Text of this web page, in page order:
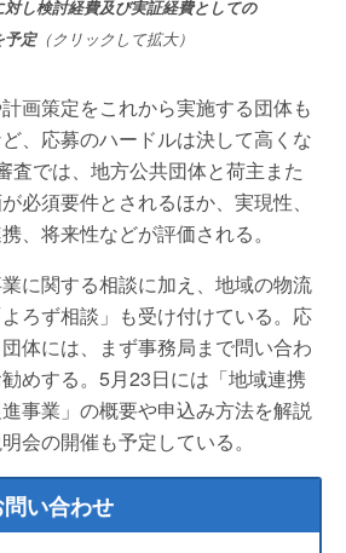
対し検討経費及び実証経費としての
予定（クリックして拡大）
画策定をこれから実施する団体も
、応募のハードルは決して高くな
査では、地方公共団体と荷主また
必須要件とされるほか、実現性、
、将来性などが評価される。
に関する相談に加え、地域の物流
ろず相談」も受け付けている。応
体には、まず事務局まで問い合わ
めする。5月23日には「地域連携
事業」の概要や申込み方法を解説
会の開催も予定している。
い合わせ